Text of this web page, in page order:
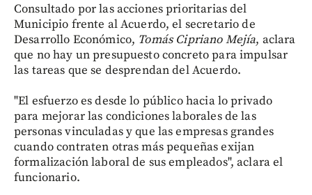
Consultado por las acciones prioritarias del
Municipio frente al Acuerdo, el secretario de
Desarrollo Económico, Tomás Cipriano Mejía, aclara
que no hay un presupuesto concreto para impulsar
las tareas que se desprendan del Acuerdo.
"El esfuerzo es desde lo público hacia lo privado
para mejorar las condiciones laborales de las
personas vinculadas y que las empresas grandes
cuando contraten otras más pequeñas exijan
formalización laboral de sus empleados", aclara el
funcionario.